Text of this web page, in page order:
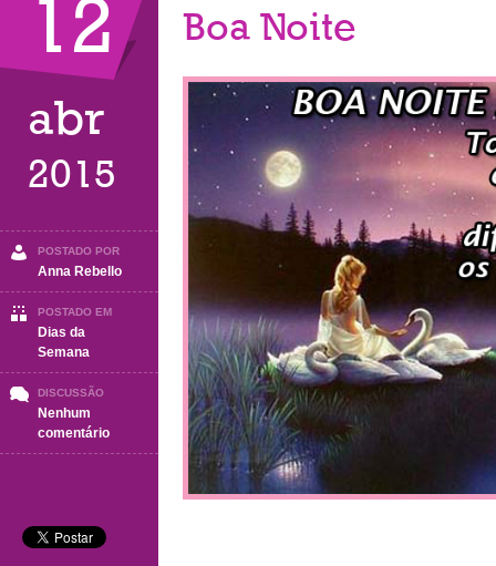
12
abr
2015
POSTADO POR
Anna Rebello
POSTADO EM
Dias da
Semana
DISCUSSÃO
Nenhum
comentárioem
Boa
Boa Noite